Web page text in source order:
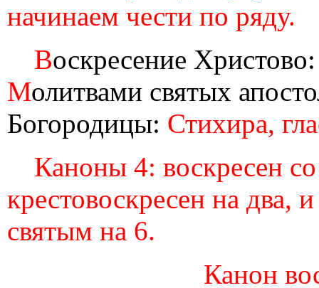
начинаем чести по ряду.
Воскресение
Молитвами святых
Богородицы: Стихира,
Каноны 4: воскресен
крестовоскресен на два,
святым на 6.
Канон